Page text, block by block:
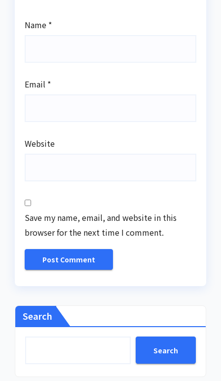
Name *
Email *
Website
Save my name, email, and website in this
browser for the next time I comment.
Search
Search